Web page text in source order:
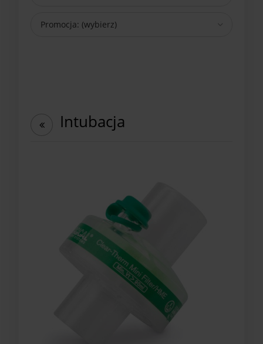
Promocja: (wybierz)
Intubacja